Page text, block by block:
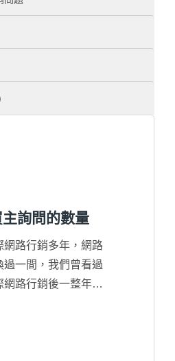
詢問的數量
網路行銷多年，網路
過一間，我們曾看過
路行銷後一整年才
路找尋資料的比率只
以這並不是該討論